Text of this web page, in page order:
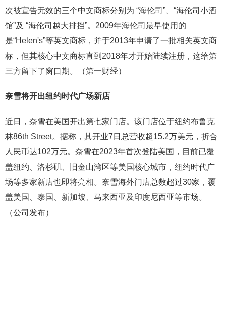
次被宣告无效的三个中文商标分别为 “海伦司”、“海伦司小酒
馆”及 “海伦司越大排挡”。2009年海伦司最早使用的
是“Helen's”等英文商标，并于2013年申请了一批相关英文商
标，但其核心中文商标直到2018年才开始陆续注册，这给第
三方留下了窗口期。（第一财经）
奈雪将开出纽约时代广场新店
近日，奈雪在美国开出第七家门店。该门店位于纽约布鲁克
林86th Street。据称，其开业7日总营收超15.2万美元，折合
人民币达102万元。奈雪在2023年首次登陆美国，目前已覆
盖纽约、洛杉矶、旧金山湾区等美国核心城市，纽约时代广
场等多家新店也即将亮相。奈雪海外门店总数超过30家，覆
盖美国、泰国、新加坡、马来西亚及印度尼西亚等市场。
（公司发布）